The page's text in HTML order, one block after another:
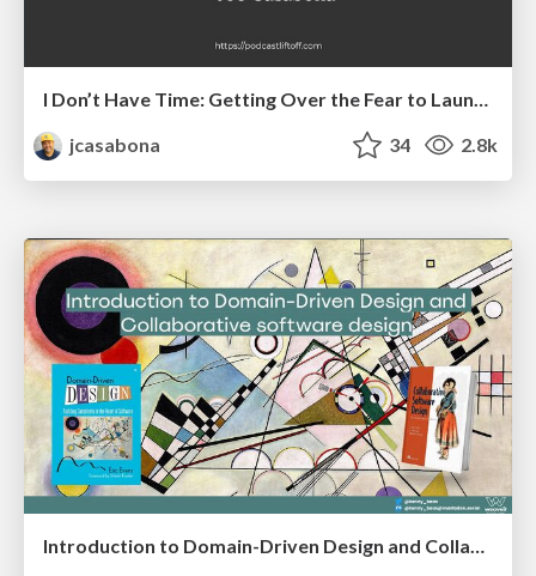
I Don’t Have Time: Getting Over the Fear to Launch Your Podcast
jcasabona
34 2.8k